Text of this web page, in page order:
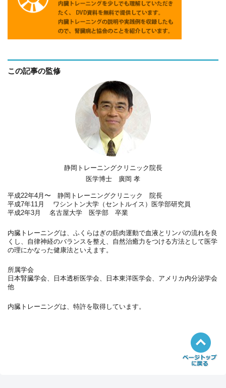
この記事の監修
静岡トレーニングクリニック院長
医学博士 廣岡 孝
平成22年4月〜 静岡トレーニングクリニック 院長
平成7年11月 ワシントン大学（セントルイス）医学部研究員
平成2年3月 名古屋大学 医学部 卒業
内臓トレーニングは、ふくらはぎの筋肉運動で血液とリンパの流れを良
くし、自律神経のバランスを整え、自然治癒力をつける方法として医学
の理にかなった健康法といえます。
所属学会
日本腎臓学会、日本透析医学会、日本東洋医学会、アメリカ内分泌学会
他
内臓トレーニングは、特許を取得しています。